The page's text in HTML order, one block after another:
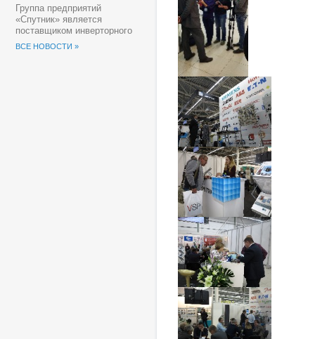
Группа предприятий
«Спутник» является
поставщиком инверторного
оборудования для
ВСЕ НОВОСТИ »